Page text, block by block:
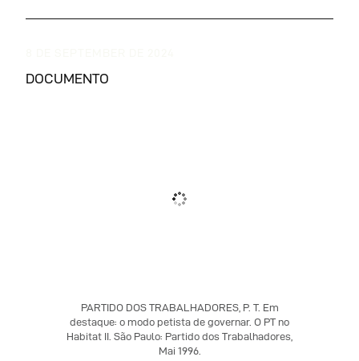
DOCUMENTO
PARTIDO DOS TRABALHADORES, P. T. Em
destaque: o modo petista de governar. O PT no
Habitat II. São Paulo: Partido dos Trabalhadores,
Mai 1996.